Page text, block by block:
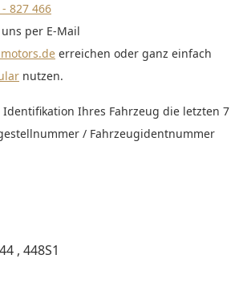
827 466
per E-Mail
erreichen oder ganz einfach
nutzen.
Ihres Fahrzeug die letzten 7
/ Fahrzeugidentnummer
, 448S1